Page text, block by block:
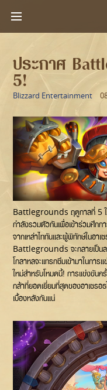
ประกาศ
5!
Blizzard Entertainment
Battlegrounds ฤดูกาลที่ 5 ใก
กำลังรวมตัวกันเพื่อเข้าร่วมศึก
จากเหล่าไททันและผู้พิทักษ์ในอา
Battlegrounds จะกลายเป็นล
โกลาหลจะแทรกซึมเข้ามาในกา
ใหม่สำหรับโหมดนี้! การแข่งขัน
กล้าที่ยอดเยี่ยมที่สุดของอาเซร
เบื้องหลังกันแน่